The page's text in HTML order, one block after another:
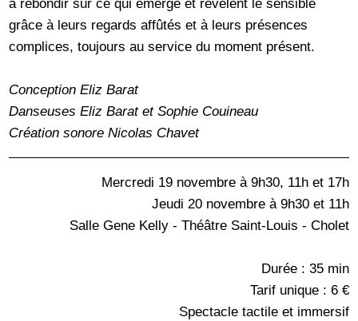
grâce à leurs regards affûtés et à leurs présences
complices, toujours au service du moment présent.
Conception Eliz Barat
Danseuses Eliz Barat et Sophie Couineau
Création sonore Nicolas Chavet
Mercredi 19 novembre à 9h30, 11h et 17h
Jeudi 20 novembre à 9h30 et 11h
Salle Gene Kelly - Théâtre Saint-Louis - Cholet
Durée : 35 min
Tarif unique : 6 €
Spectacle tactile et immersif